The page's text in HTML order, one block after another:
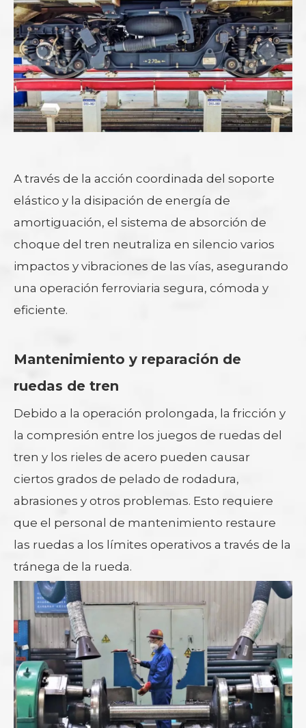
A través de la acción coordinada del soporte
elástico y la disipación de energía de
amortiguación, el sistema de absorción de
choque del tren neutraliza en silencio varios
impactos y vibraciones de las vías, asegurando
una operación ferroviaria segura, cómoda y
eficiente.
Mantenimiento y reparación de
ruedas de tren
Debido a la operación prolongada, la fricción y
la compresión entre los juegos de ruedas del
tren y los rieles de acero pueden causar
ciertos grados de pelado de rodadura,
abrasiones y otros problemas. Esto requiere
que el personal de mantenimiento restaure
las ruedas a los límites operativos a través de la
tránega de la rueda.